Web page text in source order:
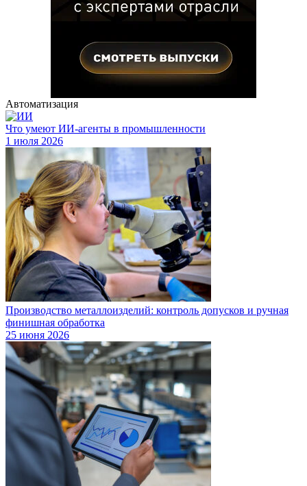
Автоматизация
Что умеют ИИ-агенты в промышленности
1 июля 2026
Производство металлоизделий: контроль допусков и ручная
финишная обработка
25 июня 2026